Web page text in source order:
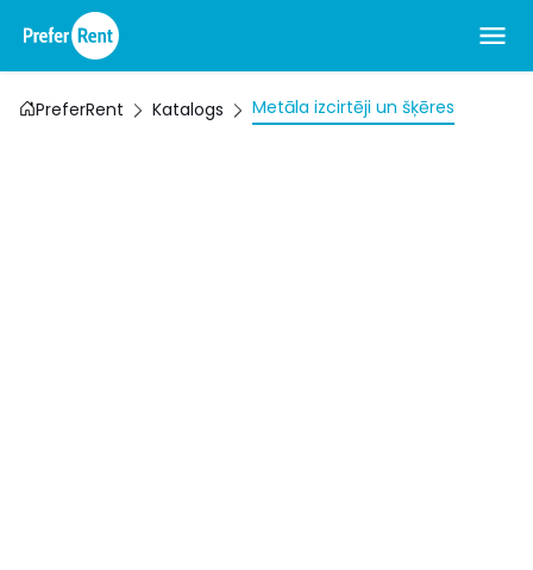
PreferRent Katalogs Metāla izcirtēji un šķēres